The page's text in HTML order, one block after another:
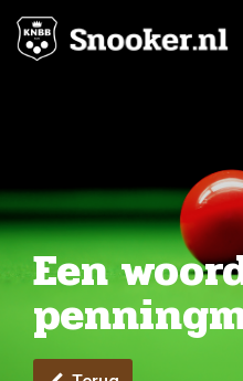
Een